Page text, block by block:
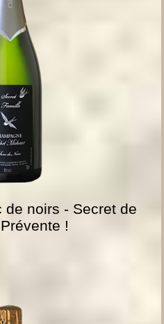
de noirs - Secret de
!